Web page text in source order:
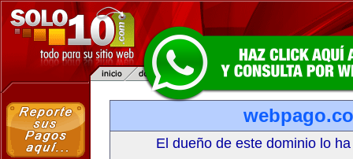
El dueño de este dominio lo